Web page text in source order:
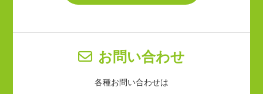
お問い合わせ
各種お問い合わせは